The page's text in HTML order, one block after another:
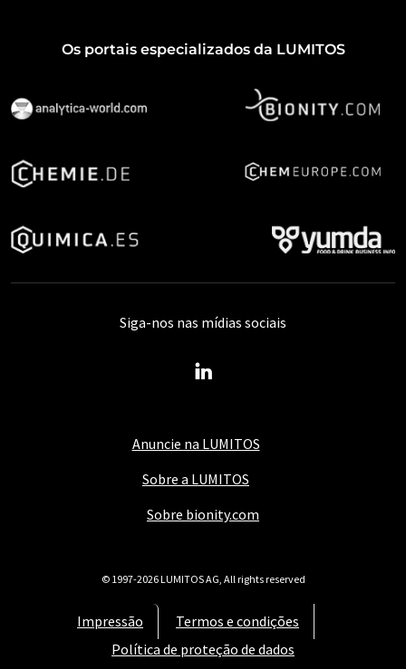
Os portais especializados da LUMITOS
Anuncie na LUMITOS
Sobre a LUMITOS
Sobre bionity.com
Impressão
Termos e condições
Política de proteção de dados
Siga-nos nas mídias sociais
© 1997-2026 LUMITOS AG, All rights reserved